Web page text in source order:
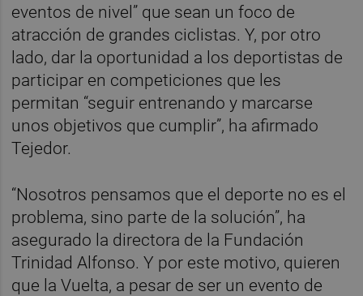
eventos de nivel” que sean un foco de
atracción de grandes ciclistas. Y, por otro
lado, dar la oportunidad a los deportistas de
participar en competiciones que les
permitan “seguir entrenando y marcarse
unos objetivos que cumplir”, ha afirmado
Tejedor.
“Nosotros pensamos que el deporte no es el
problema, sino parte de la solución”, ha
asegurado la directora de la Fundación
Trinidad Alfonso. Y por este motivo, quieren
que la Vuelta, a pesar de ser un evento de